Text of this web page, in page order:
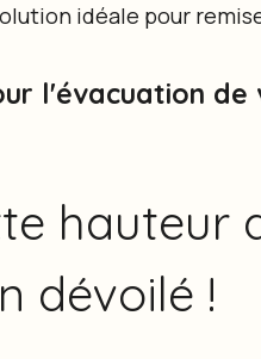
idéale pour
l'évacuation de
hauteur
dévoilé !